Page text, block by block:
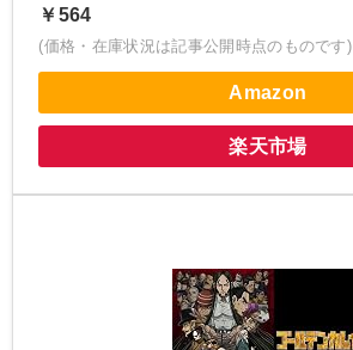
￥564
(価格・在庫状況は記事公開時点のものです)
Amazon
楽天市場